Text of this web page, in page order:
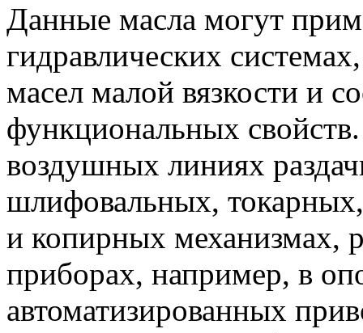
Данные масла могут
гидравлических
масел малой вязкости и
функциональных
воздушных линиях
шлифовальных,
и копирных механизмах,
приборах, например, в
автоматизированных